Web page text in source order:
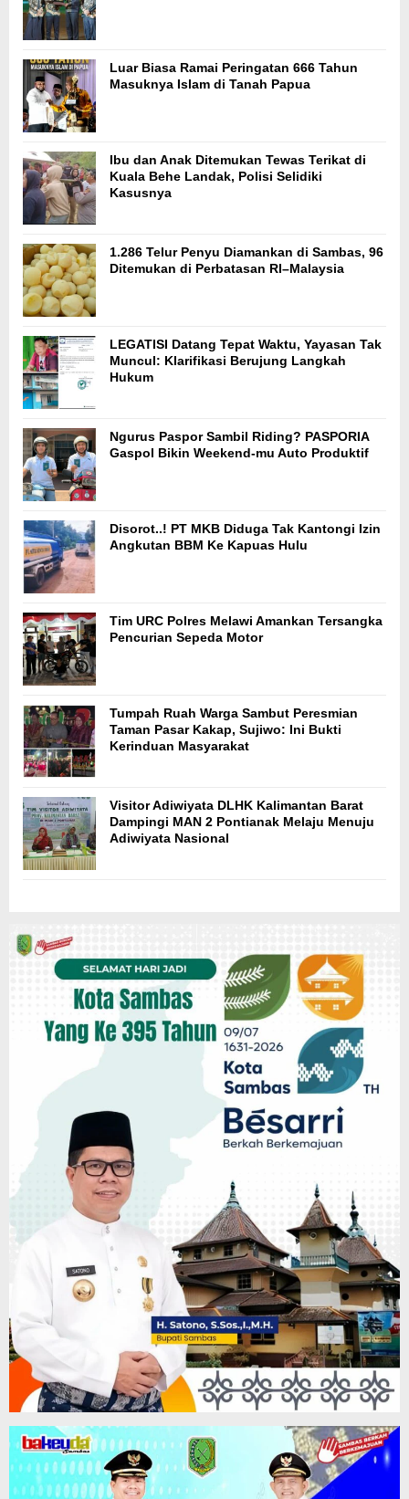
Luar Biasa Ramai Peringatan 666 Tahun
Masuknya Islam di Tanah Papua
Ibu dan Anak Ditemukan Tewas Terikat di
Kuala Behe Landak, Polisi Selidiki
Kasusnya
1.286 Telur Penyu Diamankan di Sambas, 96
Ditemukan di Perbatasan RI–Malaysia
LEGATISI Datang Tepat Waktu, Yayasan Tak
Muncul: Klarifikasi Berujung Langkah
Hukum
Ngurus Paspor Sambil Riding? PASPORIA
Gaspol Bikin Weekend-mu Auto Produktif
Disorot..! PT MKB Diduga Tak Kantongi Izin
Angkutan BBM Ke Kapuas Hulu
Tim URC Polres Melawi Amankan Tersangka
Pencurian Sepeda Motor
Tumpah Ruah Warga Sambut Peresmian
Taman Pasar Kakap, Sujiwo: Ini Bukti
Kerinduan Masyarakat
Visitor Adiwiyata DLHK Kalimantan Barat
Dampingi MAN 2 Pontianak Melaju Menuju
Adiwiyata Nasional